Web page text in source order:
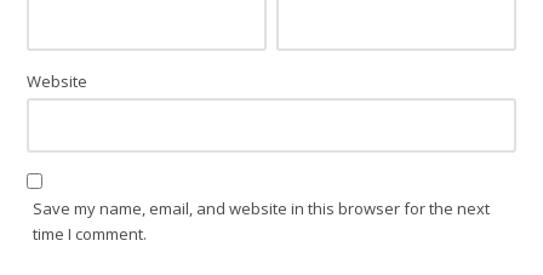
Website
Save my name, email, and website in this browser for the next
time I comment.